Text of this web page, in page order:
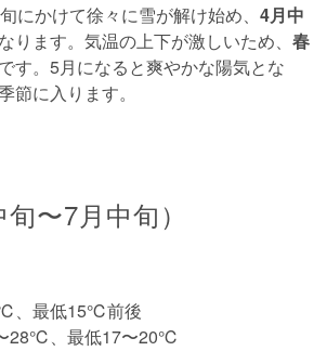
にかけて徐々に雪が解け始め、 4月中
ります。気温の上下が激しいため、 春
です。5月になると爽やかな陽気とな
節に入ります。
〜7月中旬）
、最低15℃前後
28℃、最低17〜20℃